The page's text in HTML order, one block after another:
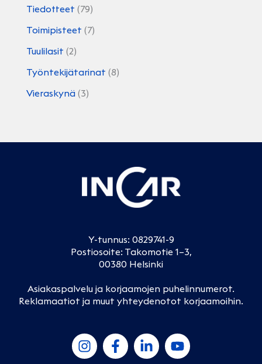
Tiedotteet (79)
Toimipisteet (7)
Tuulilasit (2)
Työntekijätarinat (8)
Vieraskynä (3)
Y-tunnus: 0829741-9
Postiosoite: Takomotie 1–3,
00380 Helsinki
Asiakaspalvelu ja korjaamojen puhelinnumerot.
Reklamaatiot ja muut yhteydenotot korjaamoihin.